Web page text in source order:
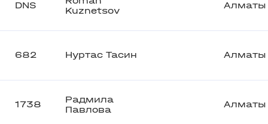
DNS
Kuznetsov
Алматы
682 Нуртас Тасин Алматы
1738
Радмила
Павлова
Алматы